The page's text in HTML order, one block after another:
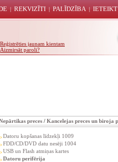
| REKVIZĪTI | PALĪDZĪBA |
Reģistrēties jaunam kientam
Aizmirsāt paroli?
preces / Kancelejas preces un biroja
Datoru kopšanas līdzekļi 1009
FDD/CD/DVD datu nesēji 1004
USB un Flash atmiņas kartes
Datoru perifērija